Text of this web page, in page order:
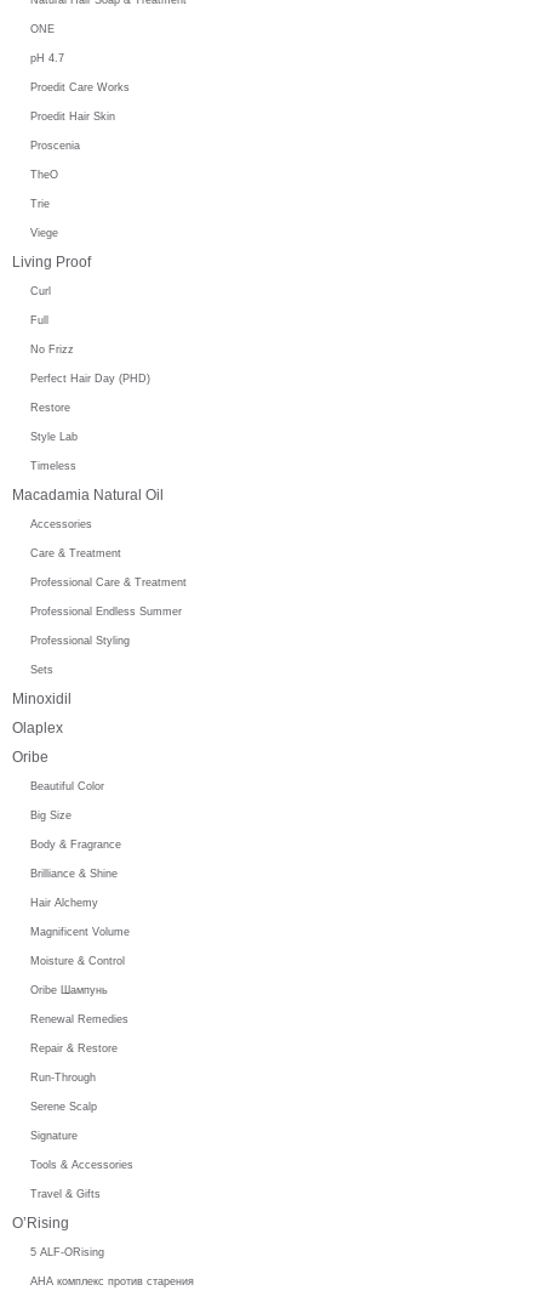
ONE
pH 4.7
Proedit Care Works
Proedit Hair Skin
Proscenia
TheO
Trie
Viege
Living Proof
Curl
Full
No Frizz
Perfect Hair Day (PHD)
Restore
Style Lab
Timeless
Macadamia Natural Oil
Accessories
Care & Treatment
Professional Care & Treatment
Professional Endless Summer
Professional Styling
Sets
Minoxidil
Olaplex
Oribe
Beautiful Color
Big Size
Body & Fragrance
Brilliance & Shine
Hair Alchemy
Magnificent Volume
Moisture & Control
Oribe Шампунь
Renewal Remedies
Repair & Restore
Run-Through
Serene Scalp
Signature
Tools & Accessories
Travel & Gifts
O’Rising
5 ALF-ORising
AHA комплекс против старения